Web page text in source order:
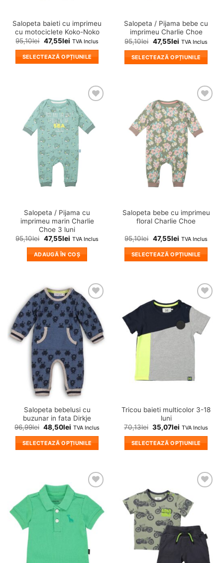
Salopeta baieti cu imprimeu
cu motociclete Koko-Noko
95,10lei 47,55lei TVA Inclus
SELECTEAZĂ OPȚIUNILE
mai
multe
variații.
Opțiunile
pot
fi
alese
pagina
Salopeta / Pijama bebe cu
imprimeu Charlie Choe
95,10lei 47,55lei TVA Inclus
SELECTEAZĂ OPȚIUNILE
mai
multe
variații.
Opțiunile
pot
fi
alese
pagina
Adauga
in
wishlist!
Salopeta / Pijama cu
imprimeu marin Charlie
Choe 3 luni
95,10lei 47,55lei TVA Inclus
ADAUGĂ ÎN COȘ
Adauga
in
wishlist!
Salopeta bebe cu imprimeu
floral Charlie Choe
95,10lei 47,55lei TVA Inclus
SELECTEAZĂ OPȚIUNILE
multe
Opțiunile
pagina
❤
Adauga
in
wishlist!
Salopeta bebelusi cu
buzunar in fata Dirkje
96,99lei 48,50lei TVA Inclus
SELECTEAZĂ OPȚIUNILE
mai
multe
variații.
Opțiunile
Adauga
wishlist!
Tricou baieti multicolor 3-18
luni
70,13lei 35,07lei TVA Inclus
SELECTEAZĂ OPȚIUNILE
multe
variații.
Opțiunile
pot
fi
❤
Adauga
wishlist!
Adauga